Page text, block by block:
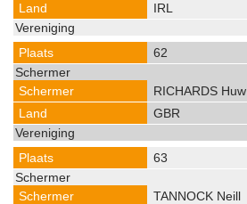
IRL
62
RICHARDS Huw
GBR
63
TANNOCK Neill